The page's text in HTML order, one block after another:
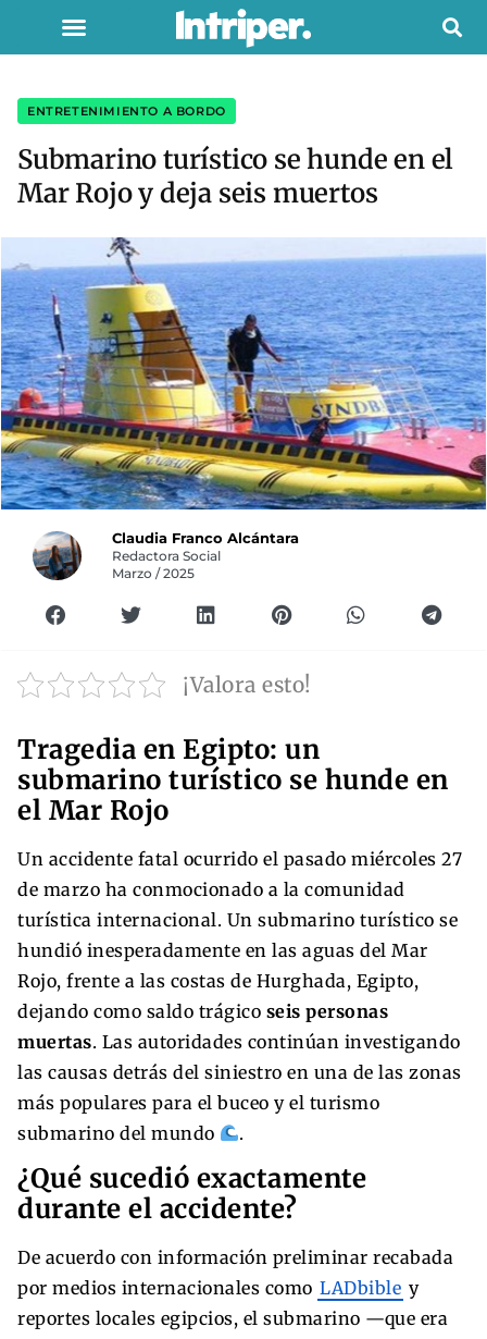
ENTRETENIMIENTO A BORDO
Submarino turístico se hunde en el
Mar Rojo y deja seis muertos
Claudia Franco Alcántara
Redactora Social
Marzo / 2025
¡Valora esto!
Tragedia en Egipto: un
submarino turístico se hunde en
el Mar Rojo
Un accidente fatal ocurrido el pasado miércoles 27
de marzo ha conmocionado a la comunidad
turística internacional. Un submarino turístico se
hundió inesperadamente en las aguas del Mar
Rojo, frente a las costas de Hurghada, Egipto,
dejando como saldo trágico seis personas
muertas. Las autoridades continúan investigando
las causas detrás del siniestro en una de las zonas
más populares para el buceo y el turismo
submarino del mundo
.
¿Qué sucedió exactamente
durante el accidente?
De acuerdo con información preliminar recabada
por medios internacionales como LADbible y
reportes locales egipcios, el submarino —que era